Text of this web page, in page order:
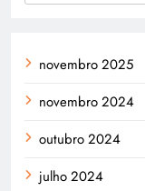
novembro 2025
novembro 2024
outubro 2024
julho 2024